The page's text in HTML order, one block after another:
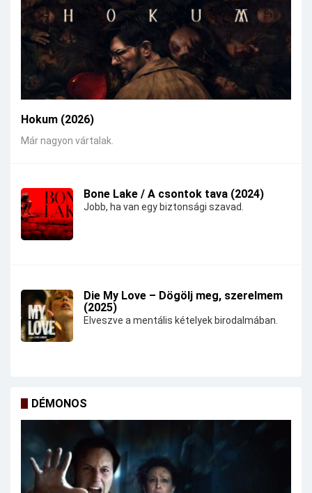
Hokum (2026)
Már nagyon vártalak.
Bone Lake / A csontok tava (2024)
Jobb, ha van egy biztonsági szavad.
Die My Love – Dögölj meg, szerelmem
(2025)
Elveszve a mentális kételyek birodalmában.
DÉMONOS